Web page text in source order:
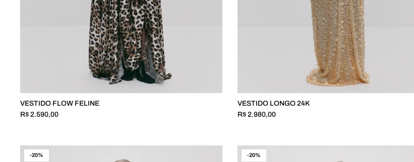
VESTIDO FLOW FELINE
R$ 2.590,00
VESTIDO LONGO 24K
R$ 2.980,00
-20% -20%